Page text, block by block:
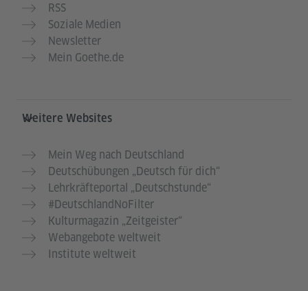
RSS
Soziale Medien
Newsletter
Mein Goethe.de
Weitere Websites
Mein Weg nach Deutschland
Deutschübungen „Deutsch für dich“
Lehrkräfteportal „Deutschstunde“
#DeutschlandNoFilter
Kulturmagazin „Zeitgeister“
Webangebote weltweit
Institute weltweit